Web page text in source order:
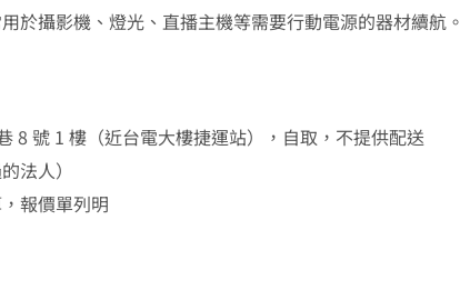
於攝影機、燈光、直播主機等需要行動電源的器材續航。
8 號 1 樓（近台電大樓捷運站），自取，不提供配送
法人）
報價單列明